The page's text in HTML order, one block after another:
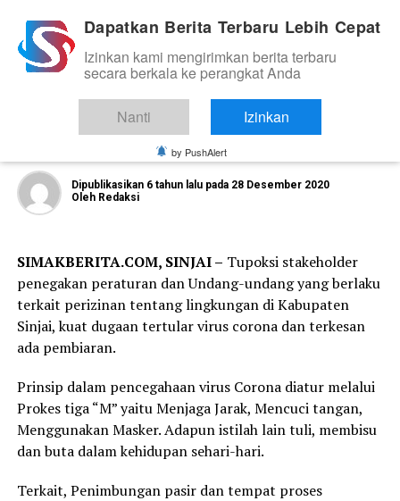
HUKUM
Penimbungan Pasir dan Batching
Plant di Dusun Salohe, Sinjai, Izinnya
Masih Dipertanyakan
Dipublikasikan 6 tahun lalu pada 28 Desember 2020
Oleh Redaksi
SIMAKBERITA.COM, SINJAI – Tupoksi stakeholder
penegakan peraturan dan Undang-undang yang berlaku
terkait perizinan tentang lingkungan di Kabupaten
Sinjai, kuat dugaan tertular virus corona dan terkesan
ada pembiaran.
Prinsip dalam pencegahaan virus Corona diatur melalui
Prokes tiga “M” yaitu Menjaga Jarak, Mencuci tangan,
Menggunakan Masker. Adapun istilah lain tuli, membisu
dan buta dalam kehidupan sehari-hari.
Terkait, Penimbungan pasir dan tempat proses
Dapatkan Berita Terbaru Lebih Cepat
Izinkan kami mengirimkan berita terbaru
secara berkala ke perangkat Anda
Nanti Izinkan
by PushAlert